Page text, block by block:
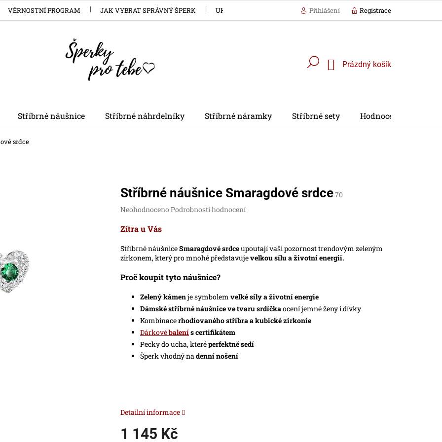
VĚRNOSTNÍ PROGRAM JAK VYBRAT SPRÁVNÝ ŠPERK UKÁZKA BALENÍ Přihlášení Registrace
Nákupní
Prázdný košík
Stříbrné náušnice Stříbrné náhrdelníky Stříbrné náramky Stříbrné sety Hodnocení obchodu
srdce
Stříbrné náušnice Smaragdové srdce70
Průměrné
produktu
0,0
z
hvězdiček.
Neohodnoceno Podrobnosti hodnocení
Zítra u Vás
Stříbrné náušniceSmaragdové srdceupoutají vaši pozornost trendovým zeleným
zirkonem, který pro mnohé představujevelkou sílu a životní energii.
Proč koupit tyto náušnice?
Zelený kámenje symbolem velké síly a životní energie
Dámské stříbrné náušnice ve tvaru srdíčkaocení jemné ženy i dívky
Kombinacerhodiovaného stříbra a kubické zirkonie
Dárkovébalenís certifikátem
Pecky do ucha, kteréperfektně sedí
Šperk vhodný nadenní nošení
Detailní informace
1 145 Kč